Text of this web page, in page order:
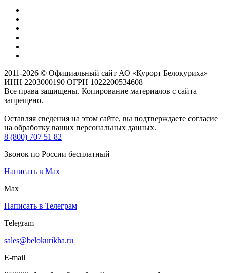
2011-2026 © Официальный сайт АО «Курорт Белокуриха»
ИНН 2203000190 ОГРН 1022200534608
Все права защищены. Копирование материалов с сайта
запрещено.
Оставляя сведения на этом сайте, вы подтверждаете согласие
на обработку ваших персональных данных.
8 (800) 707 51 82
Звонок по России бесплатный
Написать в Max
Max
Написать в Телеграм
Telegram
sales@belokurikha.ru
E-mail